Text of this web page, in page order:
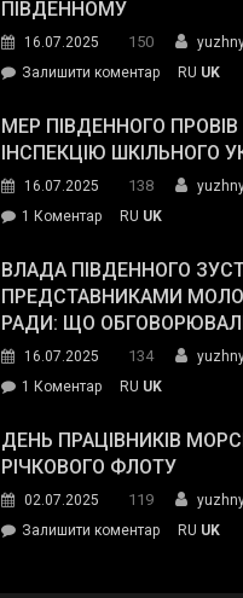
силових
та
органів:
«Наш
спільний
окупанти.
Маємо
діяти
команда
ПІВДЕННОМУ
16.07.2025 150
Залишити коментарon
ДСНС
власноруч
пожежу
у
RU UK
МЕР ПІВДЕННОГО ПРОВІВ
ІНСПЕКЦІЮ ШКІЛЬНОГО
16.07.2025 138
1 Коментардо
Південного
провів
інспекцію
укриття
RU UK
ВЛАДА ПІВДЕННОГО
ПРЕДСТАВНИКАМИ
РАДИ: ЩО
16.07.2025 134
1 Коментардо
Південного
зустрілася
представниками
молодіжної
RU UK
ДЕНЬ ПРАЦІВНИКІВ
РІЧКОВОГО ФЛОТУ
02.07.2025 119
Залишити коментарon
RU UK